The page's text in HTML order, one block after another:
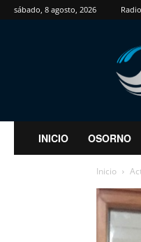
sábado, 8 agosto, 2026
INICIO OSORNO
Inicio